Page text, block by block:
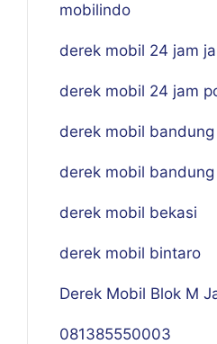
mobilindo
derek mobil 24 jam
derek mobil 24 jam
derek mobil bandung
derek mobil
derek mobil bekasi
derek mobil bintaro
Derek Mobil Blok M
081385550003